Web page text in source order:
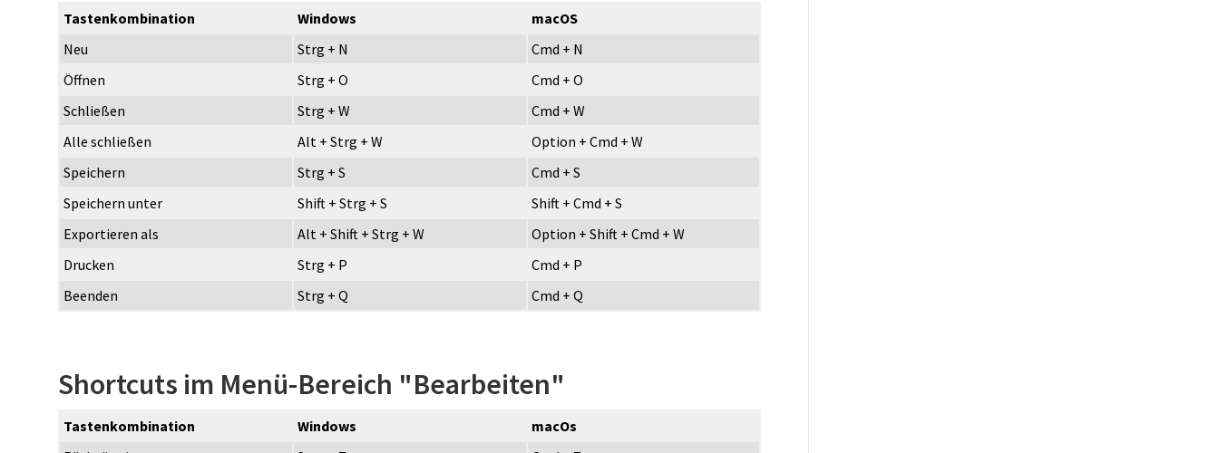
Tastenkombination Windows
macOS
Neu
Strg + N
Cmd + N
Öffnen
Strg + O
Cmd + O
Schließen
Strg + W
Cmd + W
Alle schließen
Alt + Strg + W
Option + Cmd + W
Speichern
Strg + S
Cmd + S
Speichern unter
Shift + Strg + S
Shift + Cmd + S
Exportieren als
Alt + Shift + Strg + W
Option + Shift + Cmd + W
Drucken
Strg + P
Cmd + P
Beenden
Strg + Q Cmd + Q
Shortcuts im Menü-Bereich "Bearbeiten"
Tastenkombination Windows
macOs